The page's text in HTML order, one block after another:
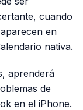
cuando
en
nativa.
aprenderá
de
en el iPhone.